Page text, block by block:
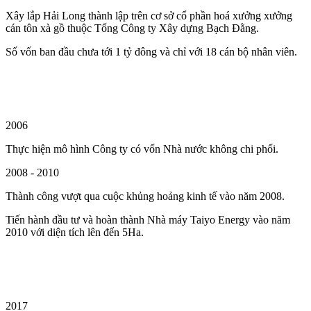
Xây lắp Hải Long thành lập trên cơ sở cổ phần hoá xưởng xưởng
cán tôn xà gồ thuộc Tổng Công ty Xây dựng Bạch Đằng.
Số vốn ban đầu chưa tới 1 tỷ đông và chỉ với 18 cán bộ nhân viên.
2006
Thực hiện mô hình Công ty có vốn Nhà nước không chi phối.
2008 - 2010
Thành công vượt qua cuộc khủng hoảng kinh tế vào năm 2008.
Tiến hành đầu tư và hoàn thành Nhà máy Taiyo Energy vào năm
2010 với diện tích lên đến 5Ha.
2017